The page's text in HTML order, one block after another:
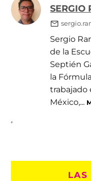
SERGIO
Sergio
de la
Septién
la
trabajado
México,...
LAS